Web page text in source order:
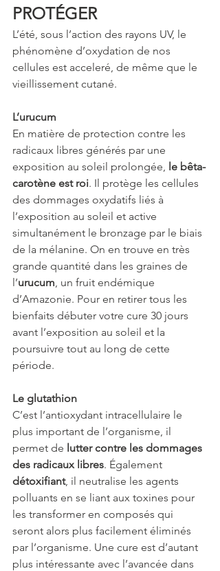
PROTÉGER
L’été, sous l’action des rayons UV, le
phénomène d’oxydation de nos
cellules est acceleré, de même que le
vieillissement cutané.
L’urucum
En matière de protection contre les
radicaux libres générés par une
exposition au soleil prolongée, le bêta-
carotène est roi. Il protège les cellules
des dommages oxydatifs liés à
l’exposition au soleil et active
simultanément le bronzage par le biais
de la mélanine. On en trouve en très
grande quantité dans les graines de
l’urucum , un fruit endémique
d’Amazonie. Pour en retirer tous les
bienfaits débuter votre cure 30 jours
avant l’exposition au soleil et la
poursuivre tout au long de cette
période.
Le glutathion
C’est l’antioxydant intracellulaire le
plus important de l’organisme, il
permet de lutter contre les dommages
des radicaux libres. Également
détoxifiant, il neutralise les agents
polluants en se liant aux toxines pour
les transformer en composés qui
seront alors plus facilement éliminés
par l’organisme. Une cure est d’autant
plus intéressante avec l’avancée dans